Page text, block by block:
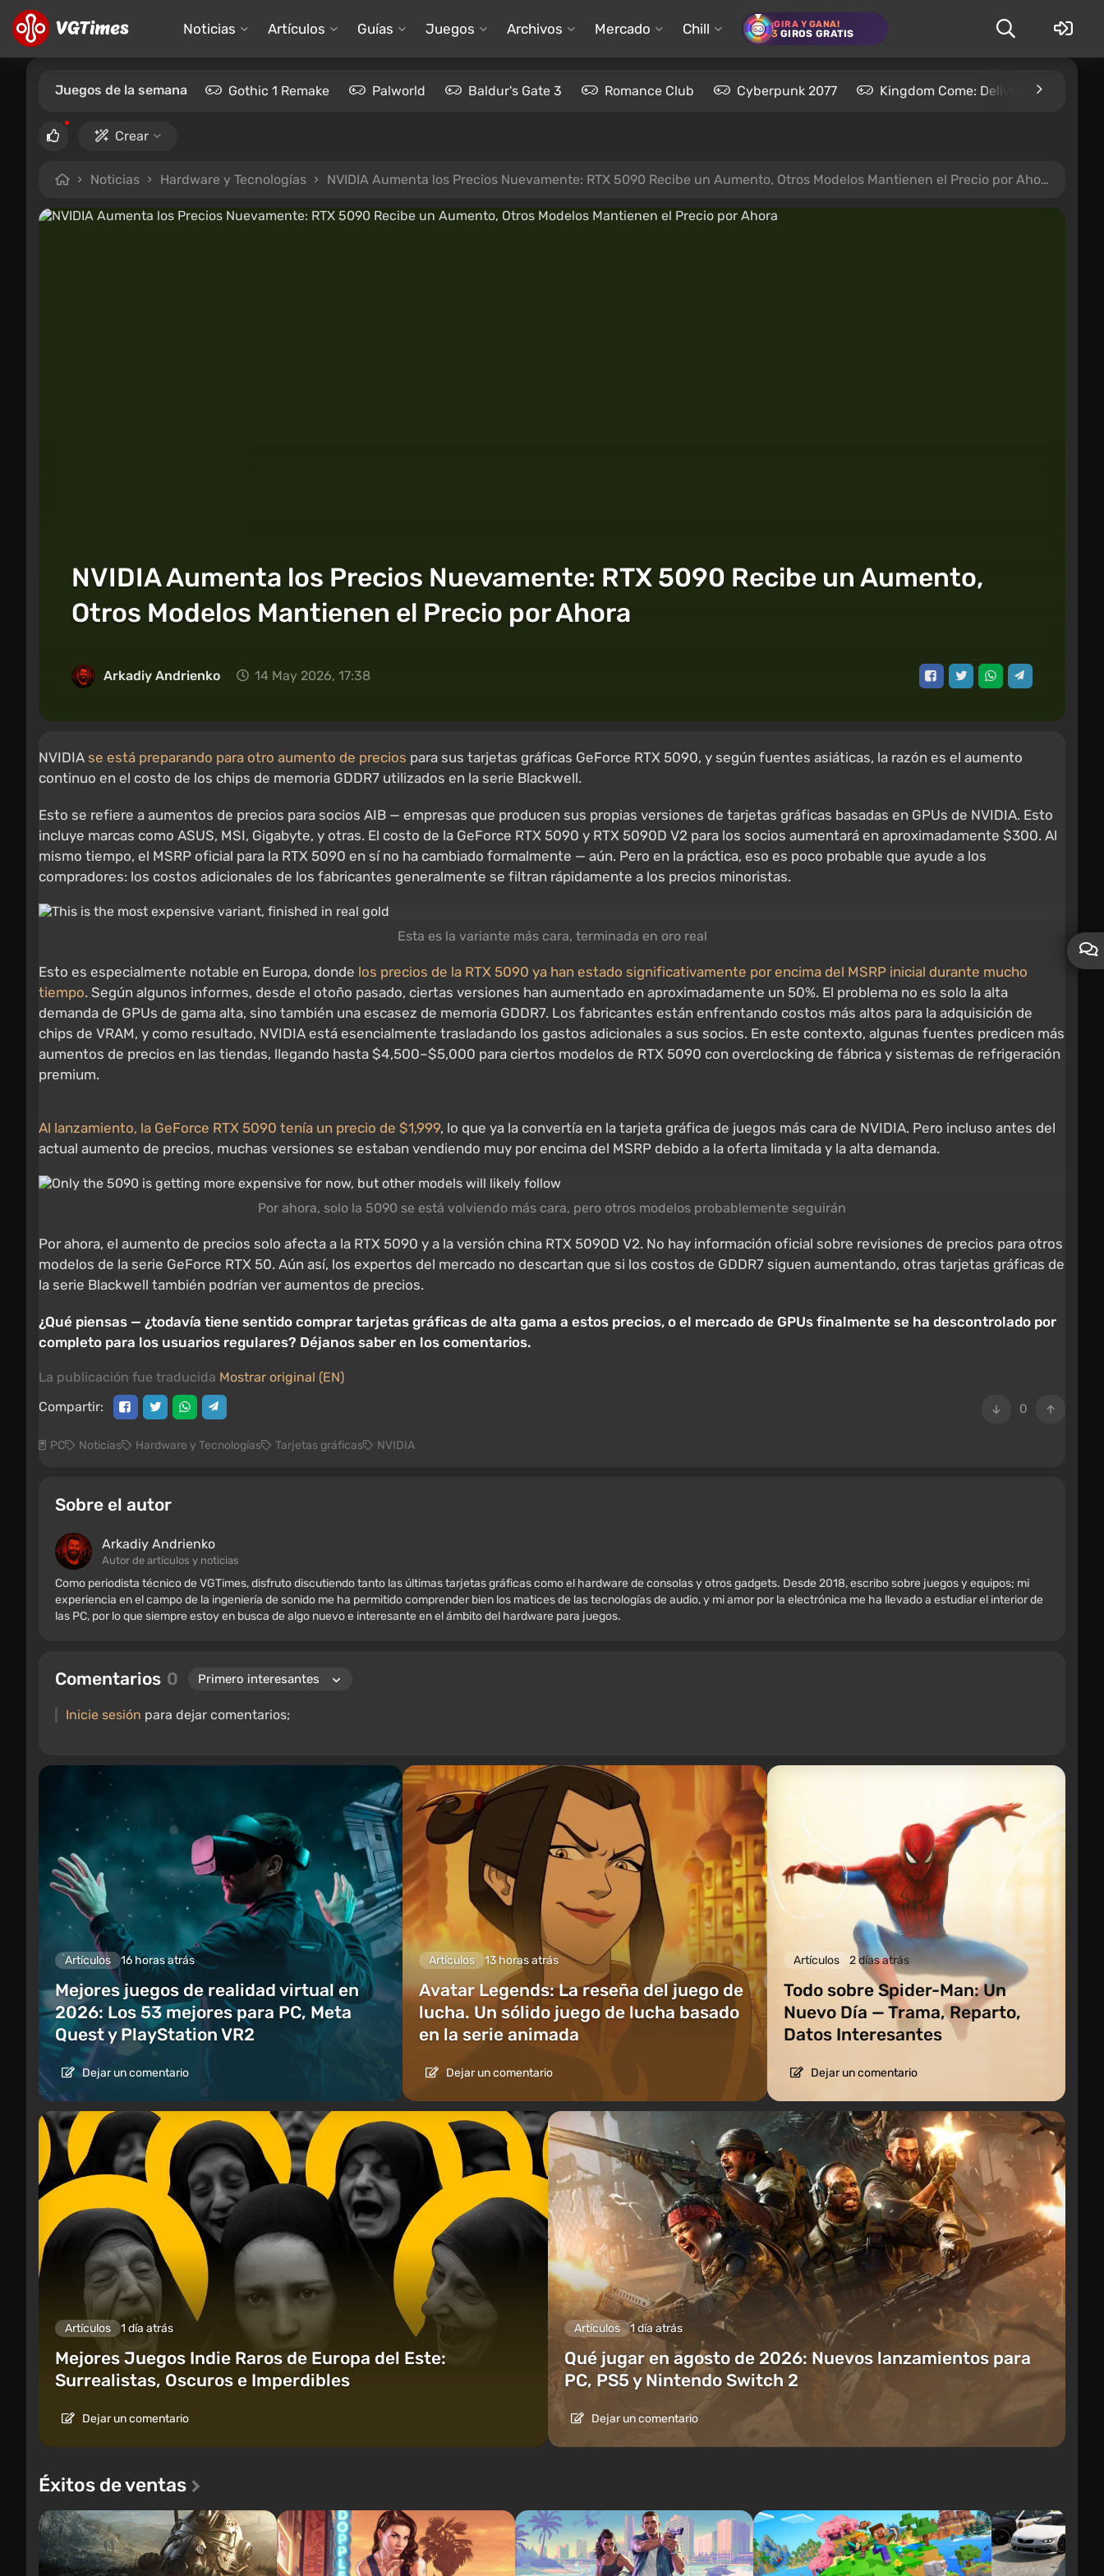
Noticias Artículos Guías Juegos Archivos Mercado Chill ¡GIRA Y GANA!
3 GIROS GRATIS
Juegos de la semana Gothic 1 Remake Palworld Baldur's Gate 3 Romance Club Cyberpunk 2077 Kingdom Come: Deliverance 2
Crear
Noticias Hardware y Tecnologías NVIDIA Aumenta los Precios Nuevamente: RTX 5090 Recibe un Aumento, Otros Modelos Mantienen el Precio por Ahora
NVIDIA Aumenta los Precios Nuevamente: RTX 5090 Recibe un Aumento,
Otros Modelos Mantienen el Precio por Ahora
Arkadiy Andrienko 14 May 2026, 17:38
NVIDIA se está preparando para otro aumento de precios para sus tarjetas gráficas GeForce RTX 5090, y según fuentes asiáticas, la razón es el aumento
continuo en el costo de los chips de memoria GDDR7 utilizados en la serie Blackwell.
Esto se refiere a aumentos de precios para socios AIB — empresas que producen sus propias versiones de tarjetas gráficas basadas en GPUs de NVIDIA. Esto
incluye marcas como ASUS, MSI, Gigabyte, y otras. El costo de la GeForce RTX 5090 y RTX 5090D V2 para los socios aumentará en aproximadamente $300. Al
mismo tiempo, el MSRP oficial para la RTX 5090 en sí no ha cambiado formalmente — aún. Pero en la práctica, eso es poco probable que ayude a los
compradores: los costos adicionales de los fabricantes generalmente se filtran rápidamente a los precios minoristas.
Esta es la variante más cara, terminada en oro real
Esto es especialmente notable en Europa, donde los precios de la RTX 5090 ya han estado significativamente por encima del MSRP inicial durante mucho
tiempo. Según algunos informes, desde el otoño pasado, ciertas versiones han aumentado en aproximadamente un 50%. El problema no es solo la alta
demanda de GPUs de gama alta, sino también una escasez de memoria GDDR7. Los fabricantes están enfrentando costos más altos para la adquisición de
chips de VRAM, y como resultado, NVIDIA está esencialmente trasladando los gastos adicionales a sus socios. En este contexto, algunas fuentes predicen más
aumentos de precios en las tiendas, llegando hasta $4,500–$5,000 para ciertos modelos de RTX 5090 con overclocking de fábrica y sistemas de refrigeración
premium.
Al lanzamiento, la GeForce RTX 5090 tenía un precio de $1,999, lo que ya la convertía en la tarjeta gráfica de juegos más cara de NVIDIA. Pero incluso antes del
actual aumento de precios, muchas versiones se estaban vendiendo muy por encima del MSRP debido a la oferta limitada y la alta demanda.
Por ahora, solo la 5090 se está volviendo más cara, pero otros modelos probablemente seguirán
Por ahora, el aumento de precios solo afecta a la RTX 5090 y a la versión china RTX 5090D V2. No hay información oficial sobre revisiones de precios para otros
modelos de la serie GeForce RTX 50. Aún así, los expertos del mercado no descartan que si los costos de GDDR7 siguen aumentando, otras tarjetas gráficas de
la serie Blackwell también podrían ver aumentos de precios.
¿Qué piensas — ¿todavía tiene sentido comprar tarjetas gráficas de alta gama a estos precios, o el mercado de GPUs finalmente se ha descontrolado por
completo para los usuarios regulares? Déjanos saber en los comentarios.
La publicación fue traducida Mostrar original (EN)
0
Compartir:
PC Noticias Hardware y Tecnologías Tarjetas gráficas NVIDIA
Sobre el autor
Arkadiy Andrienko
Autor de artículos y noticias
Como periodista técnico de VGTimes, disfruto discutiendo tanto las últimas tarjetas gráficas como el hardware de consolas y otros gadgets. Desde 2018, escribo sobre juegos y equipos; mi
experiencia en el campo de la ingeniería de sonido me ha permitido comprender bien los matices de las tecnologías de audio, y mi amor por la electrónica me ha llevado a estudiar el interior de
las PC, por lo que siempre estoy en busca de algo nuevo e interesante en el ámbito del hardware para juegos.
Comentarios 0
Inicie sesión para dejar comentarios;
Artículos 16 horas atrás
Mejores juegos de realidad virtual en
2026: Los 53 mejores para PC, Meta
Quest y PlayStation VR2
Dejar un comentario
Artículos 13 horas atrás
Avatar Legends: La reseña del juego de
lucha. Un sólido juego de lucha basado
en la serie animada
Dejar un comentario
Artículos 2 días atrás
Todo sobre Spider-Man: Un
Nuevo Día — Trama, Reparto,
Datos Interesantes
Dejar un comentario
Artículos 1 día atrás
Mejores Juegos Indie Raros de Europa del Este:
Surrealistas, Oscuros e Imperdibles
Dejar un comentario
Artículos 1 día atrás
Qué jugar en agosto de 2026: Nuevos lanzamientos para
PC, PS5 y Nintendo Switch 2
Dejar un comentario
Éxitos de ventas